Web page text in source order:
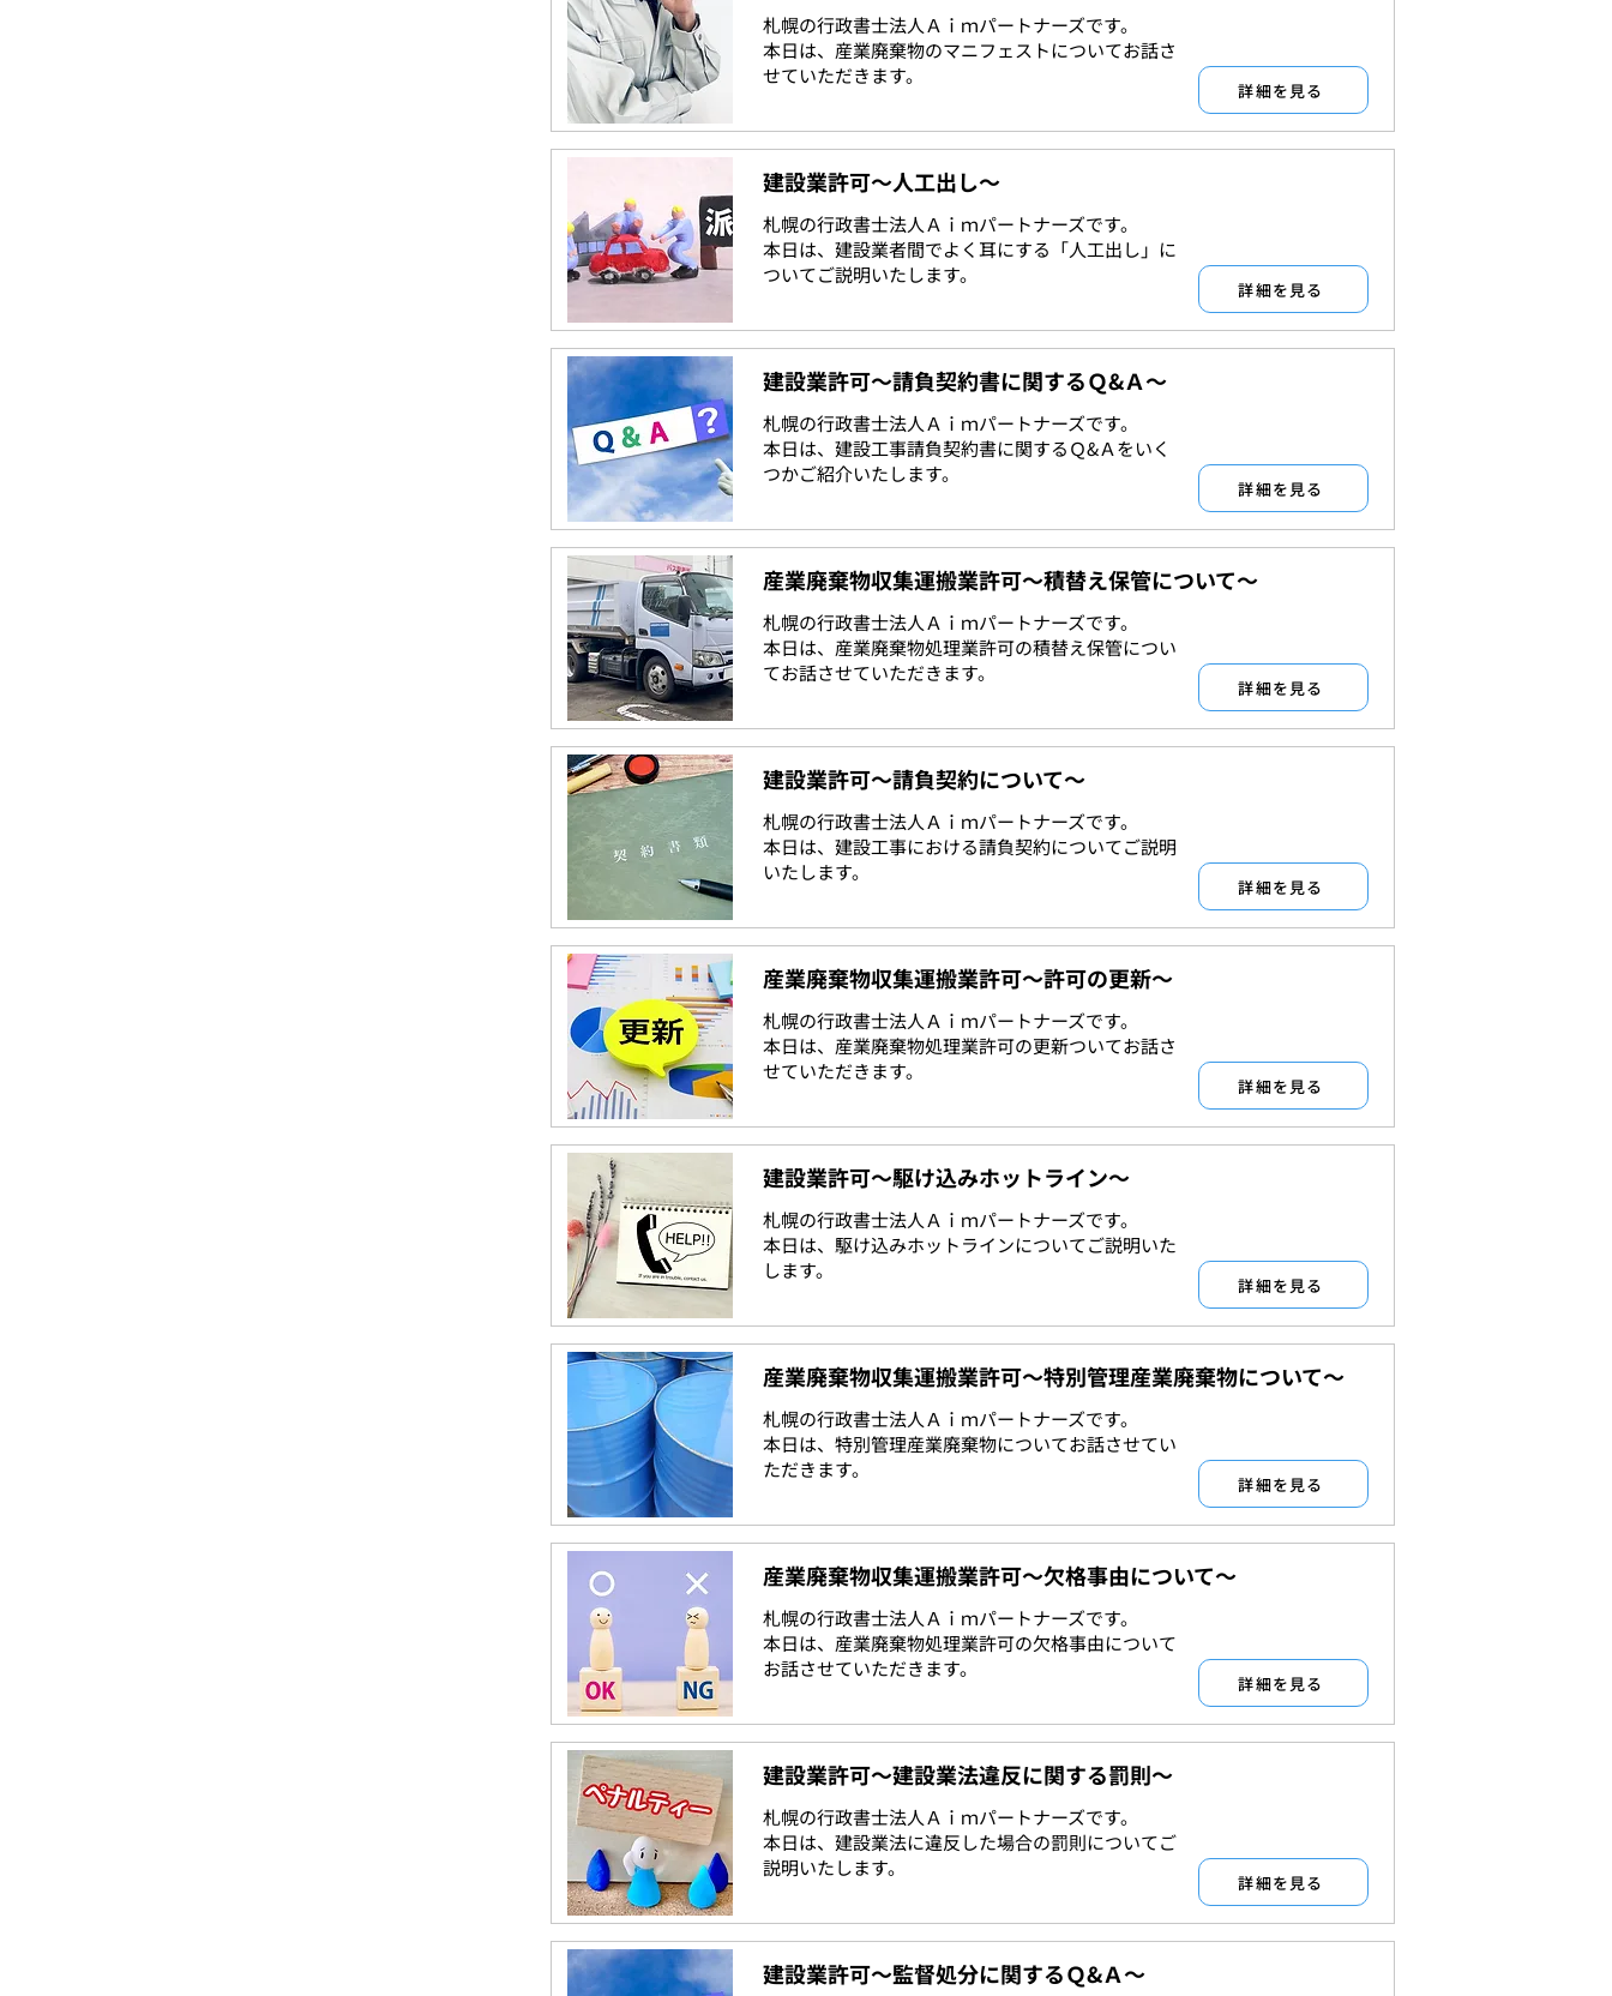
札幌の行政書士法人Ａｉｍパートナーズです。
本日は、産業廃棄物のマニフェストについてお話さ
せていただきます。
詳細を見る
建設業許可～人工出し～
札幌の行政書士法人Ａｉｍパートナーズです。
本日は、建設業者間でよく耳にする「人工出し」に
ついてご説明いたします。
詳細を見る
建設業許可～請負契約書に関するＱ&Ａ～
札幌の行政書士法人Ａｉｍパートナーズです。
本日は、建設工事請負契約書に関するＱ&Ａをいく
つかご紹介いたします。
詳細を見る
産業廃棄物収集運搬業許可～積替え保管について～
札幌の行政書士法人Ａｉｍパートナーズです。
本日は、産業廃棄物処理業許可の積替え保管につい
てお話させていただきます。
詳細を見る
建設業許可～請負契約について～
札幌の行政書士法人Ａｉｍパートナーズです。
本日は、建設工事における請負契約についてご説明
いたします。
詳細を見る
産業廃棄物収集運搬業許可～許可の更新～
札幌の行政書士法人Ａｉｍパートナーズです。
本日は、産業廃棄物処理業許可の更新ついてお話さ
せていただきます。
詳細を見る
建設業許可～駆け込みホットライン～
札幌の行政書士法人Ａｉｍパートナーズです。
本日は、駆け込みホットラインについてご説明いた
します。
詳細を見る
産業廃棄物収集運搬業許可～特別管理産業廃棄物について～
札幌の行政書士法人Ａｉｍパートナーズです。
本日は、特別管理産業廃棄物についてお話させてい
ただきます。
詳細を見る
産業廃棄物収集運搬業許可～欠格事由について～
札幌の行政書士法人Ａｉｍパートナーズです。
本日は、産業廃棄物処理業許可の欠格事由について
お話させていただきます。
詳細を見る
建設業許可～建設業法違反に関する罰則～
札幌の行政書士法人Ａｉｍパートナーズです。
本日は、建設業法に違反した場合の罰則についてご
説明いたします。
詳細を見る
建設業許可～監督処分に関するＱ&Ａ～